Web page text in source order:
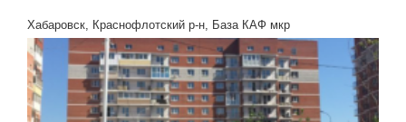
Хабаровск, Краснофлотский р-н, База КАФ мкр